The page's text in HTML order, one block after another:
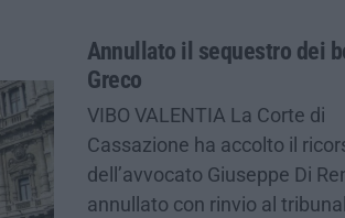
Annullato il sequestro dei
Greco
VIBO VALENTIA La Corte di
Cassazione ha accolto il
dell’avvocato Giuseppe Di
annullato con rinvio al